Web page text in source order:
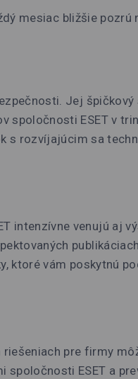
mesiac bližšie pozrú
Jej
ESET v
s rozvíjajúcim sa
intenzívne venujú aj
ktoré vám poskytnú
pre firmy
spoločnosti ESET a